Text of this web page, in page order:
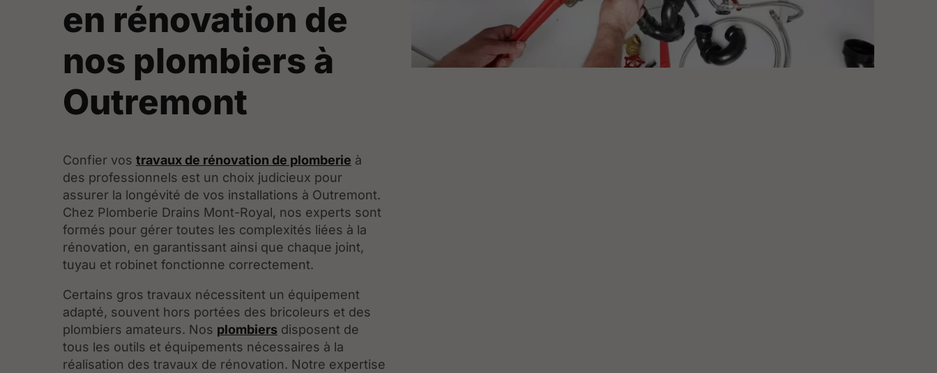
en rénovation de
nos plombiers à
Outremont
Confier vos travaux de rénovation de plomberie à
des professionnels est un choix judicieux pour
assurer la longévité de vos installations à Outremont.
Chez Plomberie Drains Mont-Royal, nos experts sont
formés pour gérer toutes les complexités liées à la
rénovation, en garantissant ainsi que chaque joint,
tuyau et robinet fonctionne correctement.
Certains gros travaux nécessitent un équipement
adapté, souvent hors portées des bricoleurs et des
plombiers amateurs. Nos plombiersdisposent de
tous les outils et équipements nécessaires à la
réalisation des travaux de rénovation. Notre expertise